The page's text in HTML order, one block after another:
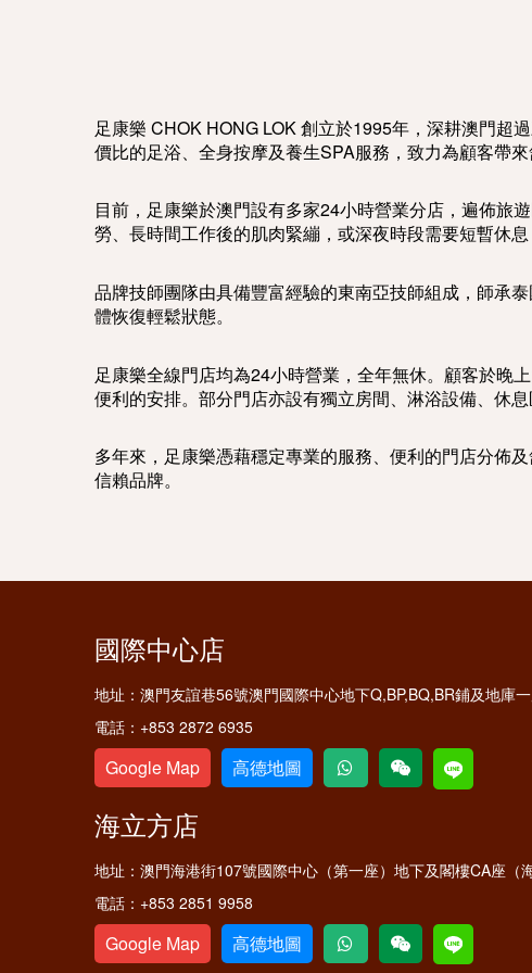
足康樂 CHOK HONG LOK 創立於1995年，深耕澳門超
價比的足浴、全身按摩及養生SPA服務，致力為顧客帶來
目前，足康樂於澳門設有多家24小時營業分店，遍佈旅
勞、長時間工作後的肌肉緊繃，或深夜時段需要短暫休
品牌技師團隊由具備豐富經驗的東南亞技師組成，師承
體恢復輕鬆狀態。
足康樂全線門店均為24小時營業，全年無休。顧客於晚
便利的安排。部分門店亦設有獨立房間、淋浴設備、休
多年來，足康樂憑藉穩定專業的服務、便利的門店分佈
信賴品牌。
國際中心店
地址： 澳門友誼巷56號澳門國際中心地下Q,BP,BQ,BR鋪及地庫
電話： +853 2872 6935
Google Map 高德地圖
海立方店
地址： 澳門海港街107號國際中心（第一座）地下及閣樓CA座（
電話： +853 2851 9958
Google Map 高德地圖